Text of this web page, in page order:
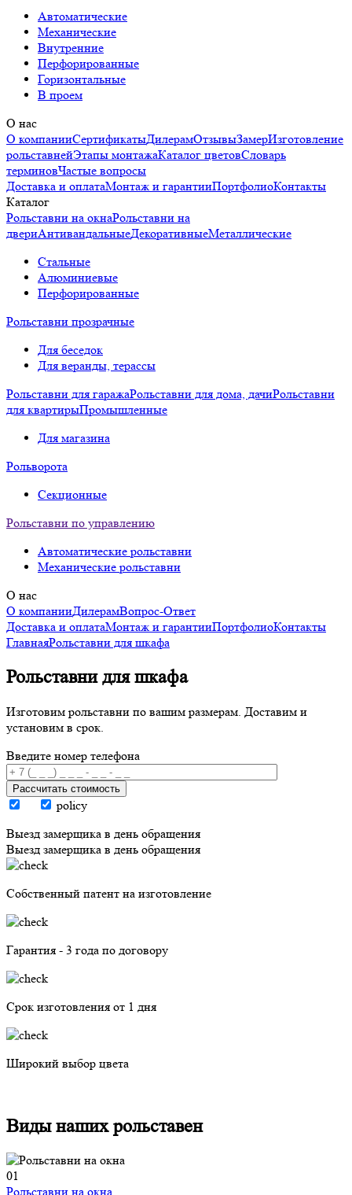
Автоматические
Механические
Внутренние
Перфорированные
Горизонтальные
В проем
О нас
О компанииСертификатыДилерамОтзывыЗамерИзготовление
рольставнейЭтапы монтажаКаталог цветовСловарь
терминовЧастые вопросы
Доставка и оплатаМонтаж и гарантииПортфолиоКонтакты
Каталог
Рольставни на окнаРольставни на
двериАнтивандальныеДекоративныеМеталлические
Стальные
Алюминиевые
Перфорированные
Рольставни прозрачные
Для беседок
Для веранды, терассы
Рольставни для гаражаРольставни для дома, дачиРольставни
для квартирыПромышленные
Для магазина
Рольворота
Секционные
Рольставни по управлению
Автоматические рольставни
Механические рольставни
О нас
О компанииДилерамВопрос-Ответ
Доставка и оплатаМонтаж и гарантииПортфолиоКонтакты
ГлавнаяРольставни для шкафа
Рольставни для шкафа
Изготовим рольставни по вашим размерам. Доставим и
установим в срок.
Введите номер телефона
Рассчитать стоимость
policy
Выезд замерщика в день обращения
Выезд замерщика в день обращения
Собственный патент на изготовление
Гарантия - 3 года по договору
Срок изготовления от 1 дня
Широкий выбор цвета
Виды наших рольставен
01
Рольставни на окна